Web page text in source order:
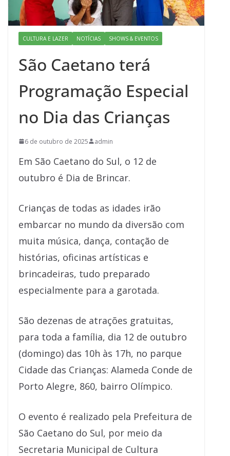
CULTURA E LAZER NOTÍCIAS SHOWS & EVENTOS
São Caetano terá
Programação Especial
no Dia das Crianças
6 de outubro de 2025 admin
Em São Caetano do Sul, o 12 de
outubro é Dia de Brincar.
Crianças de todas as idades irão
embarcar no mundo da diversão com
muita música, dança, contação de
histórias, oficinas artísticas e
brincadeiras, tudo preparado
especialmente para a garotada.
São dezenas de atrações gratuitas,
para toda a família, dia 12 de outubro
(domingo) das 10h às 17h, no parque
Cidade das Crianças: Alameda Conde de
Porto Alegre, 860, bairro Olímpico.
O evento é realizado pela Prefeitura de
São Caetano do Sul, por meio da
Secretaria Municipal de Cultura